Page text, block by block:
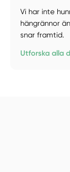
Vi har inte
hängrännor
snar framtid.
Utforska alla